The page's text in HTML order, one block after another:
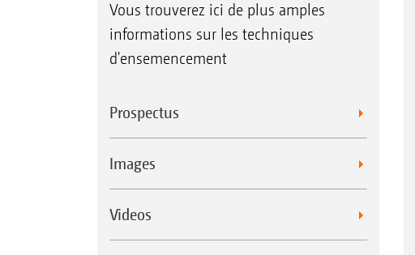
Vous trouverez ici de plus amples
informations sur les techniques
d'ensemencement
Prospectus
Images
Videos